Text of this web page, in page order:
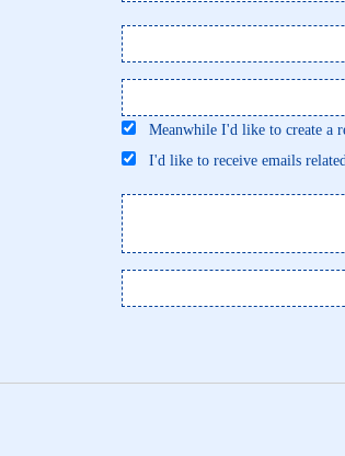
Meanwhile I'd like to create a
I'd like to receive emails